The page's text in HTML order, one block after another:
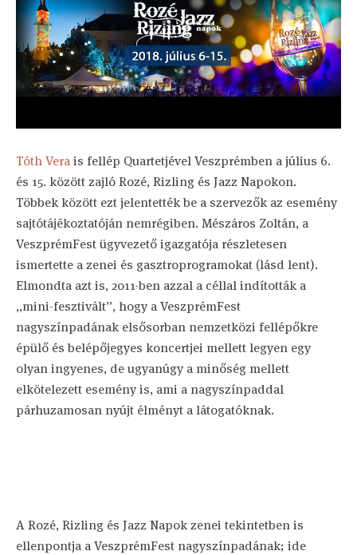
Tóth Verais fellép Quartetjével Veszprémben a július 6.
és 15. között zajló Rozé, Rizling és Jazz Napokon.
Többek között ezt jelentették be a szervezők az esemény
sajtótájékoztatóján nemrégiben. Mészáros Zoltán, a
VeszprémFest ügyvezető igazgatója részletesen
ismertette a zenei és gasztroprogramokat (lásd lent).
Elmondta azt is, 2011-ben azzal a céllal indították a
„mini-fesztivált”, hogy a VeszprémFest
nagyszínpadának elsősorban nemzetközi fellépőkre
épülő és belépőjegyes koncertjei mellett legyen egy
olyan ingyenes, de ugyanúgy a minőség mellett
elkötelezett esemény is, ami a nagyszínpaddal
párhuzamosan nyújt élményt a látogatóknak.
A Rozé, Rizling és Jazz Napok zenei tekintetben is
ellenpontja a VeszprémFest nagyszínpadának; ide